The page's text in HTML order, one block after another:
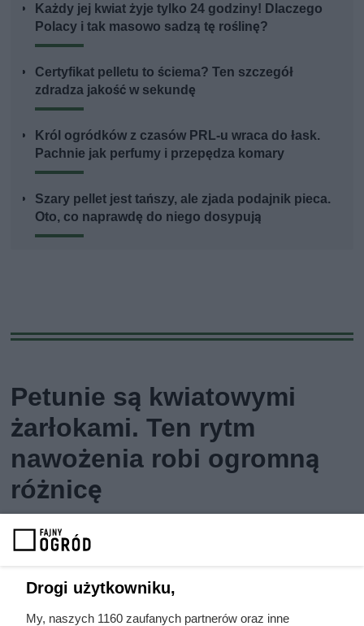
Każdy jej kwiat żyje tylko 24 godziny! Dlaczego
Polacy i tak masowo sadzą tę roślinę?
Certyfikat pelletu to ściema? Ten szczegół
zdradza jakość w sekundę
Król ogródków z czasów PRL-u wraca do łask.
Pachnie jak perfumy i przepędza komary
Szary pellet jest tańszy, ale zjada podajnik pieca.
Oto, co naprawdę do niego dosypują
Petunie są kwiatowymi
żarłokami. Ten rytm
nawożenia robi ogromną
różnicę
Drogi użytkowniku,
My, naszych 1160 zaufanych partnerów oraz inne